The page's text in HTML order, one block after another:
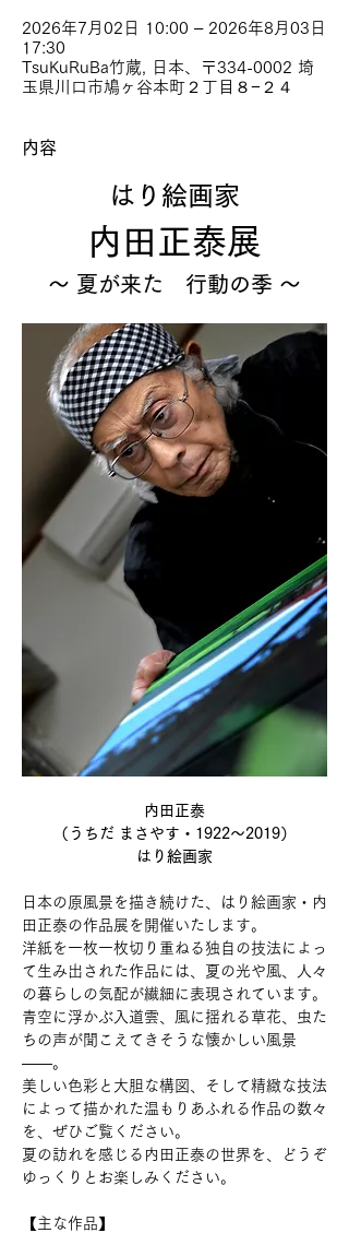
2026年7月02日 10:00 – 2026年8月03日
17:30
TsuKuRuBa竹蔵, 日本、〒334-0002 埼
玉県川口市鳩ヶ谷本町２丁目８−２４
内容
はり絵画家
内田正泰展
〜 夏が来た　行動の季 〜
内田正泰
（うちだ まさやす・1922～2019）
はり絵画家
日本の原風景を描き続けた、はり絵画家・内
田正泰の作品展を開催いたします。
洋紙を一枚一枚切り重ねる独自の技法によっ
て生み出された作品には、夏の光や風、人々
の暮らしの気配が繊細に表現されています。
青空に浮かぶ入道雲、風に揺れる草花、虫た
ちの声が聞こえてきそうな懐かしい風景
――。
美しい色彩と大胆な構図、そして精緻な技法
によって描かれた温もりあふれる作品の数々
を、ぜひご覧ください。
夏の訪れを感じる内田正泰の世界を、どうぞ
ゆっくりとお楽しみください。
【主な作品】